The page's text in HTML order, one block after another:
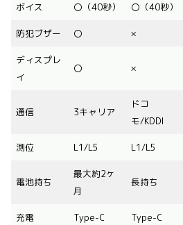
ボイス 〇（40秒） 〇（40秒）
防犯ブザー 〇 ×
ディスプレ
イ
〇 ×
通信 3キャリア
ドコ
モ/KDDI
測位 L1/L5 L1/L5
電池持ち
最大約2ヶ
月
長持ち
充電 Type-C Type-C